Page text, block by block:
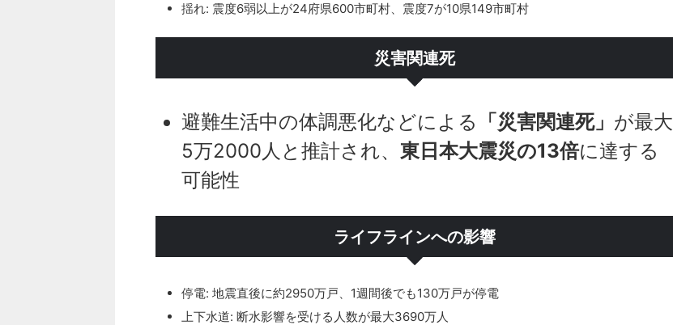
揺れ: 震度6弱以上が24府県600市町村、震度7が10県149市町村
災害関連死
避難生活中の体調悪化などによる 「災害関連死」 が最大
5万2000人と推計され、 東日本大震災の13倍に達する
可能性
ライフラインへの影響
停電: 地震直後に約2950万戸、1週間後でも130万戸が停電
上下水道: 断水影響を受ける人数が最大3690万人